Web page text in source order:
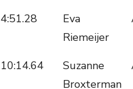
4:51.28
Eva
Riemeijer
10:14.64
Suzanne
Broxterman